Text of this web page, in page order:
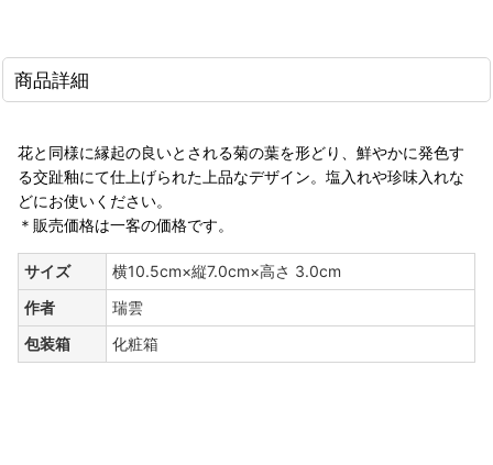
商品詳細
花と同様に縁起の良いとされる菊の葉を形どり、鮮やかに発色す
る交趾釉にて仕上げられた上品なデザイン。塩入れや珍味入れな
どにお使いください。
＊販売価格は一客の価格です。
サイズ
横10.5cm×縦7.0cm×高さ 3.0cm
作者
瑞雲
包装箱
化粧箱